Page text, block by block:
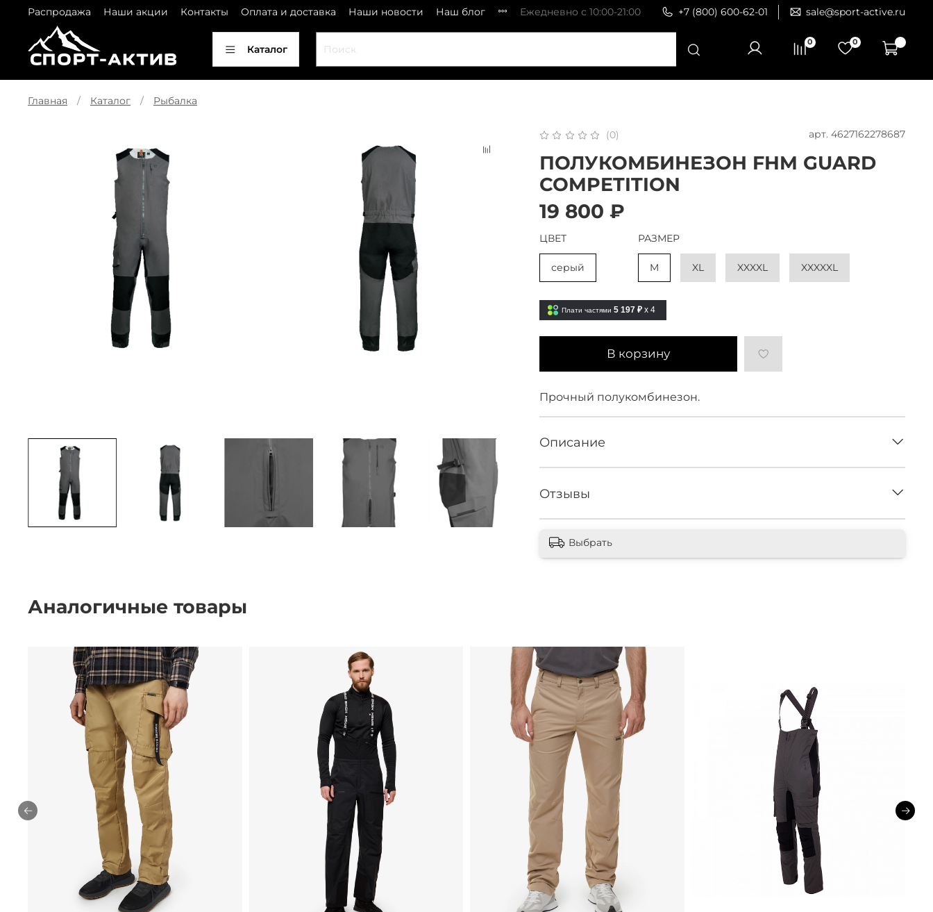
Распродажа Наши акции Контакты Оплата и доставка Наши новости Наш блог Ежедневно с 10:00-21:00 +7 (800) 600-62-01 sale@sport-active.ru
Каталог
0 0
Главная Каталог Рыбалка
(0) арт. 4627162278687
ПОЛУКОМБИНЕЗОН FHM GUARD
COMPETITION
19 800 ₽
Плати частями 5 197 ₽ x 4
В корзину
ЦВЕТ
серый
РАЗМЕР
M XL XXXXL XXXXXL
Прочный полукомбинезон.
Описание
Отзывы
Выбрать
Аналогичные товары